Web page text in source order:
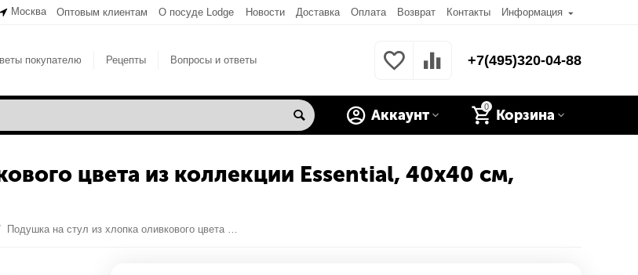
Оптовым клиентам О посуде Lodge Новости Доставка Оплата Возврат Контакты Информация
Москва
покупателю Рецепты Вопросы и ответы +7(495)320-04-88
0
Корзина
Аккаунт
цвета из коллекции Essential, 40х40 см,
Подушка на стул из хлопка оливкового цвета из коллекции Essential, 40х40 см, Tkano